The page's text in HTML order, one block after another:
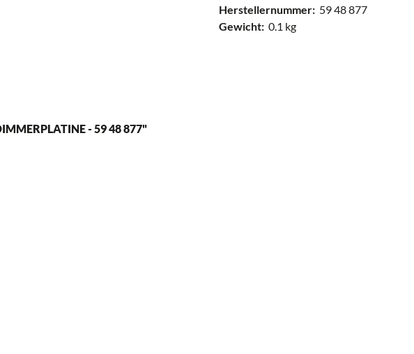
Herstellernummer: 59 48 877
Gewicht: 0.1 kg
- 59 48 877"